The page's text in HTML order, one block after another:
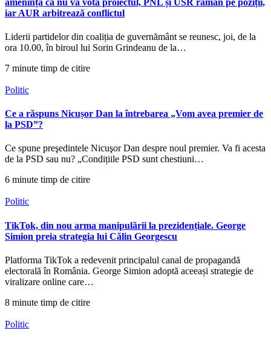
iar AUR arbitrează conflictul
Liderii partidelor din coaliția de guvernământ se reunesc, joi, de la
ora 10.00, în biroul lui Sorin Grindeanu de la…
7 minute timp de citire
Politic
Ce a răspuns Nicușor Dan la întrebarea „Vom avea premier de
la PSD”?
Ce spune preşedintele Nicuşor Dan despre noul premier. Va fi acesta
de la PSD sau nu? „Condițiile PSD sunt chestiuni…
6 minute timp de citire
Politic
TikTok, din nou arma manipulării la prezidențiale. George
Simion preia strategia lui Călin Georgescu
Platforma TikTok a redevenit principalul canal de propagandă
electorală în România. George Simion adoptă aceeași strategie de
viralizare online care…
8 minute timp de citire
Politic